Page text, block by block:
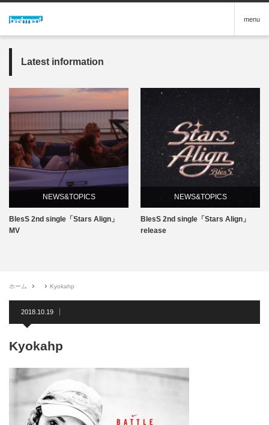
menu
Latest information
NEWS&TOPICS
BlesS 2nd single「Stars Align」
MV
NEWS&TOPICS
BlesS 2nd single「Stars Align」
release
ホーム Kyokahp
2018.10.19
Kyokahp